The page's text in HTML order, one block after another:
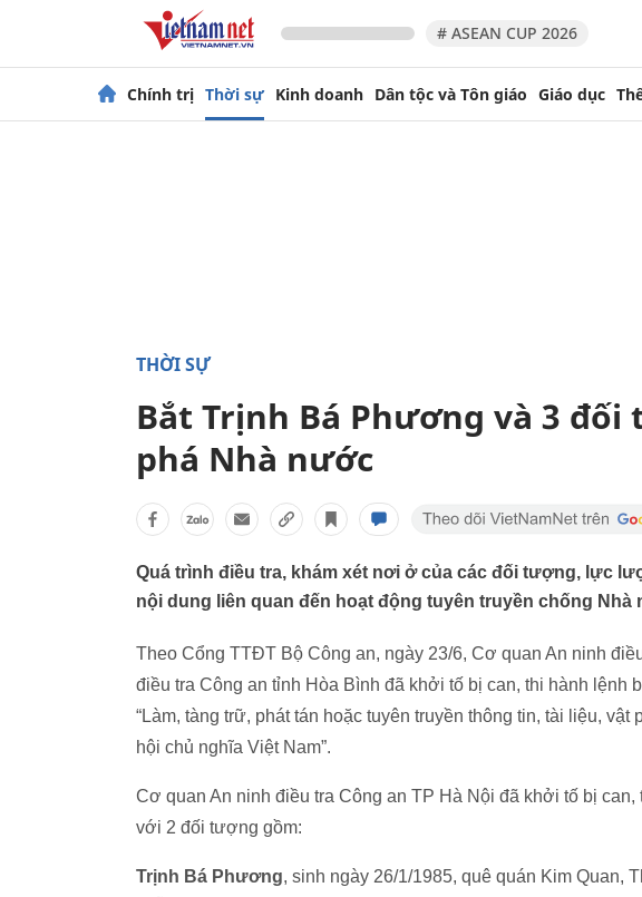
# ASEAN CUP 2026
Chính trị Thời sự Kinh doanh Dân tộc và Tôn giáo Giáo dục
THỜI SỰ
Bắt Trịnh Bá Phương và 3
phá Nhà nước
Quá trình điều tra, khám xét nơi ở của các đối tượng, lực
nội dung liên quan đến hoạt động tuyên truyền chống Nhà
Theo Cổng TTĐT Bộ Công an, ngày 23/6, Cơ quan An ninh
điều tra Công an tỉnh Hòa Bình đã khởi tố bị can, thi hành lệnh
“Làm, tàng trữ, phát tán hoặc tuyên truyền thông tin, tài liệu,
hội chủ nghĩa Việt Nam”.
Cơ quan An ninh điều tra Công an TP Hà Nội đã khởi tố bị can,
với 2 đối tượng gồm:
Trịnh Bá Phương, sinh ngày 26/1/1985, quê quán Kim Quan,